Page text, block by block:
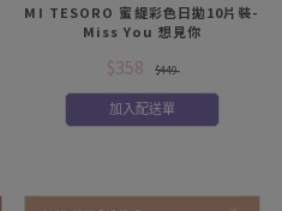
MI TESORO 蜜緹彩色日拋10片裝-
Miss You 想見你
$358 $449
加入配送單